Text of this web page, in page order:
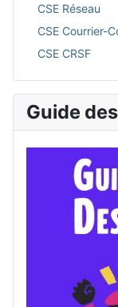
CSE Réseau
CSE Courrier-
CSE CRSF
Guide